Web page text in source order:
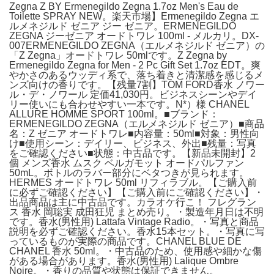
Zegna Z BY Ermenegildo Zegna 1.7oz Men's Eau de
Toilette SPRAY NEW。楽天市場】Ermenegildo Zegna エ
ルメネジルド ゼニア ジー ゼニア。ERMENEGILDO
ZEGNA ジーゼニア オードトワレ 100ml - メルカリ。DX-
007ERMENEGILDO ZEGNA（エルメネジルド ゼニア）の
「Z Zegna」オードトワレ 50mlです。Z Zegna by
Ermenegildo Zegna for Men - 2 Pc Gift Set 1.7oz EDT。爽
やかさのあるウッディ系で、落ち着きと清潔感を感じるメ
ンズ向けの香りです。【残量7割】TOM FORD香水 ノワー
ル・デ・ノワール 定価41,030円。ビジネスシーンやデイ
リー使いにも合わせやすい一本です。N*）様 CHANEL
ALLURE HOMME SPORT 100ml。■ブランド：
ERMENEGILDO ZEGNA（エルメネジルド ゼニア）■商品
名：Z ゼニア オードトワレ■内容量：50ml■対象：男性向
け■使用シーン：デイリー、ビジネス、外出■残量：写真
をご確認ください■状態：中古品です。【新品未開封】2
個 メンズ香水 ムスク ベルガモット オードパルファン
50mL。ボトルのラバー部分にベタつきが見られます。
HERMES オードトワレ 50ml リフィラブル。【ご購入前
に必ずご確認ください】【ご購入前にご確認ください】・
出品商品は主に中古品です。カラオケ行こ！ フレグラン
ス 香水 岡聡実 成田狂児 まとめ売り。・製造年月日は不明
です。香水(男性用) Lattafa Vintage Radio。・写真と商品
説明を必ずご確認ください。香水15本セット。・写真に写
っているものが実際の商品です。CHANEL BLUE DE
CHANEL 香水 50ml。・中古品のため、使用感や細かな傷
がある場合があります。香水(男性用) Lalique Ombre
Noire。・香りの品質や状態は保証できません。